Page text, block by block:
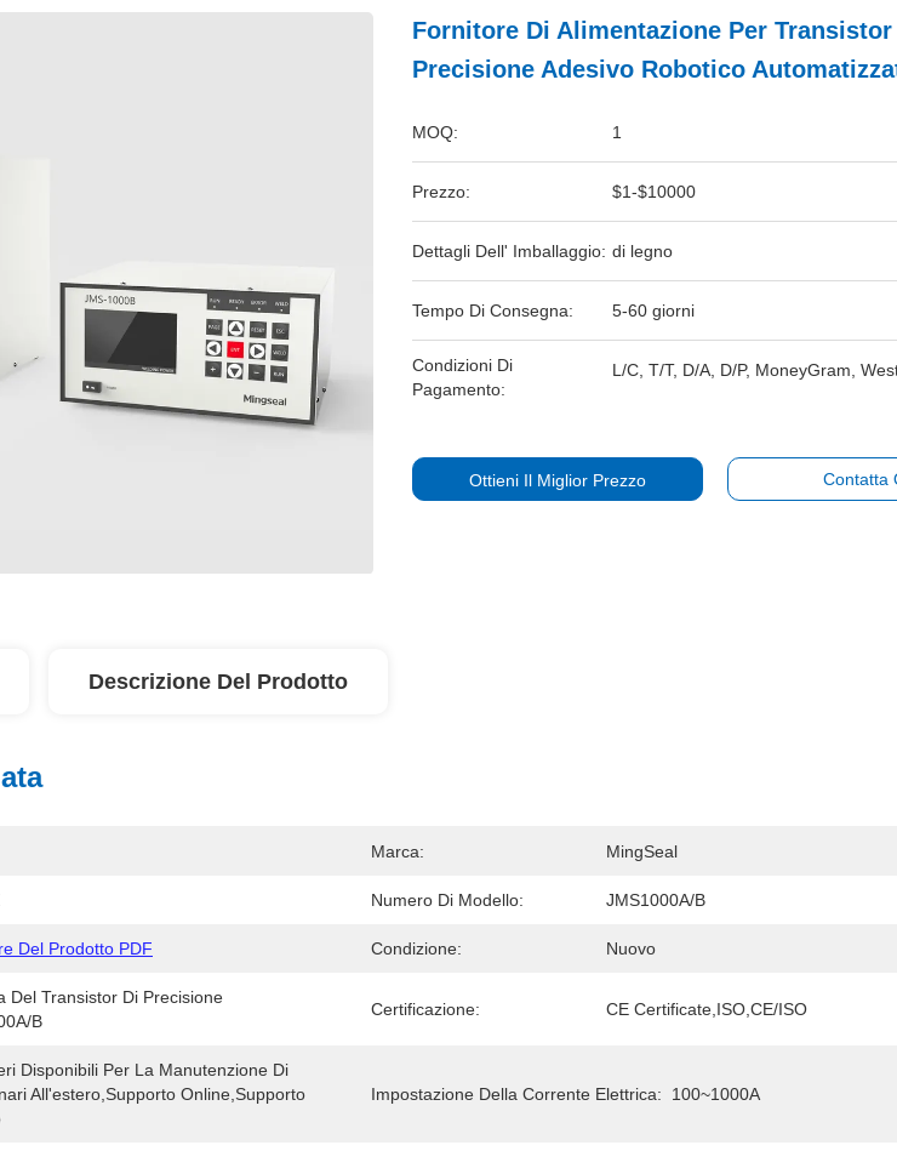
Fornitore Di Alimentazione Per Transistor
Precisione Adesivo Robotico
MOQ: 1
Prezzo: $1-$10000
Dettagli Dell' Imballaggio: di legno
Tempo Di Consegna: 5-60 giorni
Condizioni Di
Pagamento:
L/C, T/T, D/A, D/P, MoneyGram,
Ottieni Il Miglior Prezzo Contatta
Descrizione Del Prodotto
Marca: MingSeal
Numero Di Modello: JMS1000A/B
Del Prodotto PDF Condizione: Nuovo
Del Transistor Di Precisione
B
Certificazione: CE Certificate,ISO,CE/ISO
Disponibili Per La Manutenzione Di
All'estero,supporto Online,supporto
Impostazione Della Corrente Elettrica: 100~1000A